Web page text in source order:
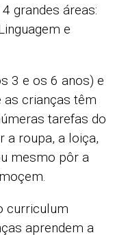
grandes áreas:
e
3 e os 6 anos) e
as crianças têm
tarefas do
a roupa, a loiça,
mesmo pôr a
curriculum
aprendem a